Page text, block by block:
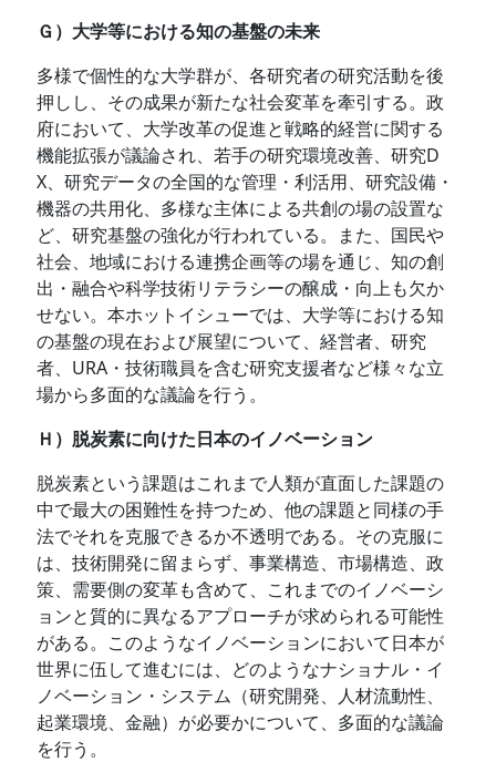
Ｇ）大学等における知の基盤の未来
多様で個性的な大学群が、各研究者の研究活動を後
押しし、その成果が新たな社会変革を牽引する。政
府において、大学改革の促進と戦略的経営に関する
機能拡張が議論され、若手の研究環境改善、研究D
X、研究データの全国的な管理・利活用、研究設備・
機器の共用化、多様な主体による共創の場の設置な
ど、研究基盤の強化が行われている。また、国民や
社会、地域における連携企画等の場を通じ、知の創
出・融合や科学技術リテラシーの醸成・向上も欠か
せない。本ホットイシューでは、大学等における知
の基盤の現在および展望について、経営者、研究
者、URA・技術職員を含む研究支援者など様々な立
場から多面的な議論を行う。
Ｈ）脱炭素に向けた日本のイノベーション
脱炭素という課題はこれまで人類が直面した課題の
中で最大の困難性を持つため、他の課題と同様の手
法でそれを克服できるか不透明である。その克服に
は、技術開発に留まらず、事業構造、市場構造、政
策、需要側の変革も含めて、これまでのイノベーシ
ョンと質的に異なるアプローチが求められる可能性
がある。このようなイノベーションにおいて日本が
世界に伍して進むには、どのようなナショナル・イ
ノベーション・システム（研究開発、人材流動性、
起業環境、金融）が必要かについて、多面的な議論
を行う。